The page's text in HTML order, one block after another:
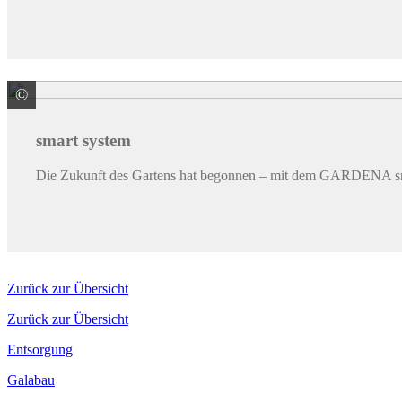
© GARDENA Deutschland GmbH
smart system
Die Zukunft des Gartens hat begonnen – mit dem GARDENA
Zurück zur Übersicht
Zurück zur Übersicht
Entsorgung
Galabau